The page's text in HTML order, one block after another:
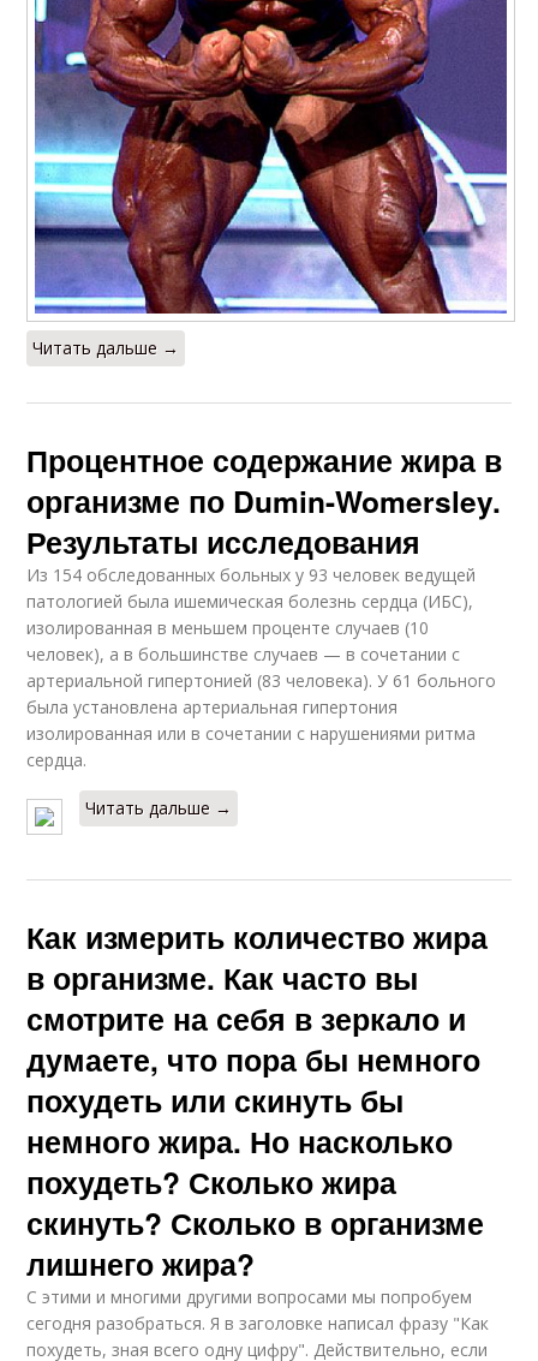
Читать дальше →
Процентное содержание жира в
организме по Dumin-Womersley.
Результаты исследования
Из 154 обследованных больных у 93 человек ведущей
патологией была ишемическая болезнь сердца (ИБС),
изолированная в меньшем проценте случаев (10
человек), а в большинстве случаев — в сочетании с
артериальной гипертонией (83 человека). У 61 больного
была установлена артериальная гипертония
изолированная или в сочетании с нарушениями ритма
сердца.
Читать дальше →
Как измерить количество жира
в организме. Как часто вы
смотрите на себя в зеркало и
думаете, что пора бы немного
похудеть или скинуть бы
немного жира. Но насколько
похудеть? Сколько жира
скинуть? Сколько в организме
лишнего жира?
С этими и многими другими вопросами мы попробуем
сегодня разобраться. Я в заголовке написал фразу "Как
похудеть, зная всего одну цифру". Действительно, если